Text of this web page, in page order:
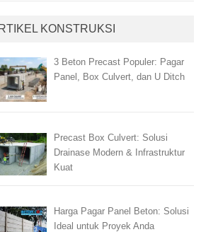
KONSTRUKSI
3 Beton Precast Populer: Pagar
Panel, Box Culvert, dan U Ditch
Precast Box Culvert: Solusi
Drainase Modern & Infrastruktur
Kuat
Harga Pagar Panel Beton: Solusi
Ideal untuk Proyek Anda